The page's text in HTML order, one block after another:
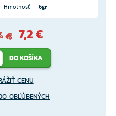
Hmotnosť 6gr
7,2 €
DO KOŠÍKA
CENU
OBĽÚBENÝCH